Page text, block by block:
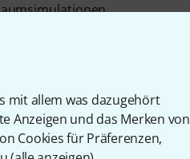
mit allem was dazugehört
Anzeigen und das Merken von
Cookies für Präferenzen,